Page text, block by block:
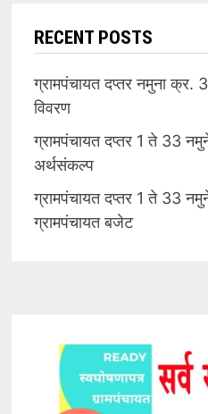
RECENT POSTS
ग्रामपंचायत दप्तर नमुना क्र.
विवरण
ग्रामपंचायत दप्तर 1 ते 33
अर्थसंकल्प
ग्रामपंचायत दप्तर 1 ते 33
ग्रामपंचायत बजेट